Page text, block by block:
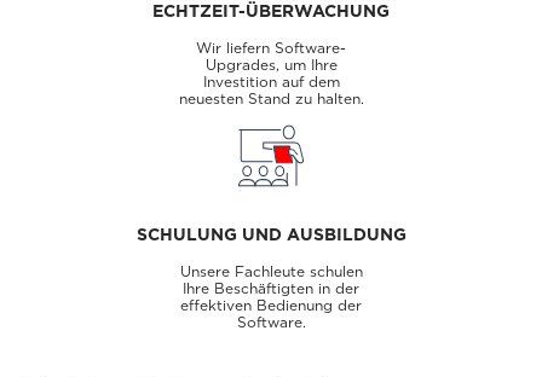
ECHTZEIT-ÜBERWACHUNG
Wir liefern Software-
Upgrades, um Ihre
Investition auf dem
neuesten Stand zu halten.
SCHULUNG UND AUSBILDUNG
Unsere Fachleute schulen
Ihre Beschäftigten in der
effektiven Bedienung der
Software.